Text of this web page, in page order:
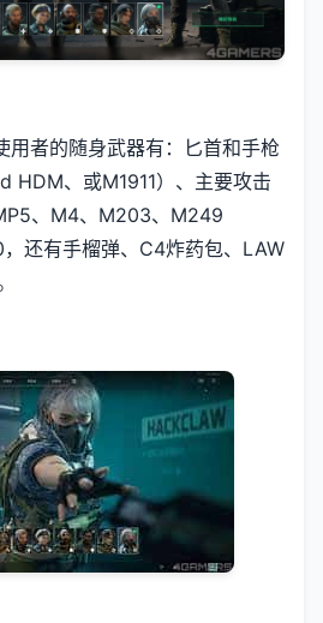
用者的随身武器有：匕首和手枪
HDM、或M1911）、主要攻击
、M4、M203、M249
还有手榴弹、C4炸药包、LAW